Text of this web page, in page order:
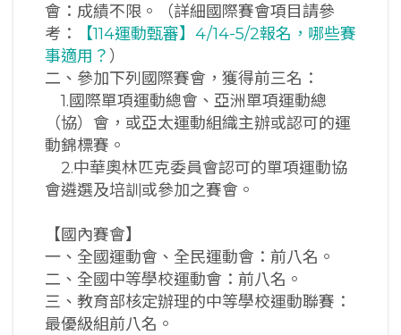
會：成績不限。（詳細國際賽會項目請參
考：
【114運動甄審】4/14-5/2報名，哪些賽
事適用？ ）
二、參加下列國際賽會，獲得前三名：
1.國際單項運動總會、亞洲單項運動總
（協）會，或亞太運動組織主辦或認可的運
動錦標賽。
2.中華奧林匹克委員會認可的單項運動協
會遴選及培訓或參加之賽會。
【國內賽會】
一、全國運動會、全民運動會：前八名。
二、全國中等學校運動會：前八名。
三、教育部核定辦理的中等學校運動聯賽：
最優級組前八名。